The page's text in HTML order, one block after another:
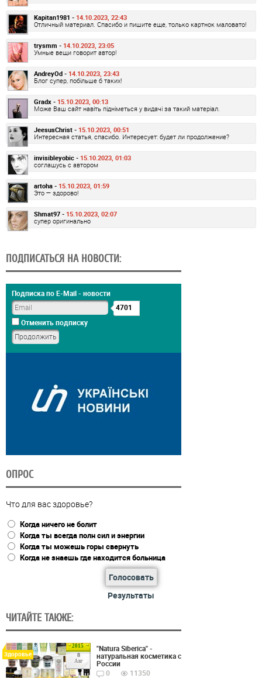
Kapitan1981 - 14.10.2023, 22:43
Отличный материал. Спасибо и пишите еще, только картнок маловато!
trysmm - 14.10.2023, 23:05
Умные вещи говорит автор!
AndreyOd - 14.10.2023, 23:43
Блог супер, побільше б таких!
Gradx - 15.10.2023, 00:13
Може Ваш сайт навіть підніметься у видачі за такий матеріал.
JeesusChrist - 15.10.2023, 00:51
Интересная статья, спасибо. Интересует: будет ли продолжение?
invisibleyobic - 15.10.2023, 01:03
соглашусь с автором
artoha - 15.10.2023, 01:59
Это — здорово!
Shmat97 - 15.10.2023, 02:07
супер оригинально
ПОДПИСАТЬСЯ НА НОВОСТИ:
Подписка по E-Mail - новости
4701
Отменить подписку
ОПРОС
Что для вас здоровье?
Когда ничего не болит
Когда ты всегда полн сил и энергии
Когда ты можешь горы свернуть
Когда не знаешь где находится больница
Голосовать
Результаты
ЧИТАЙТЕ ТАКЖЕ:
2015
8
Авг
Здоровье
"Natura Siberica" -
натуральная косметика с
России
0
11350